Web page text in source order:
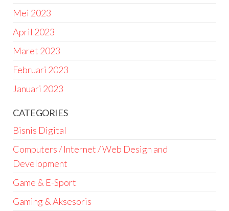
Mei 2023
April 2023
Maret 2023
Februari 2023
Januari 2023
CATEGORIES
Bisnis Digital
Computers / Internet / Web Design and
Development
Game & E-Sport
Gaming & Aksesoris